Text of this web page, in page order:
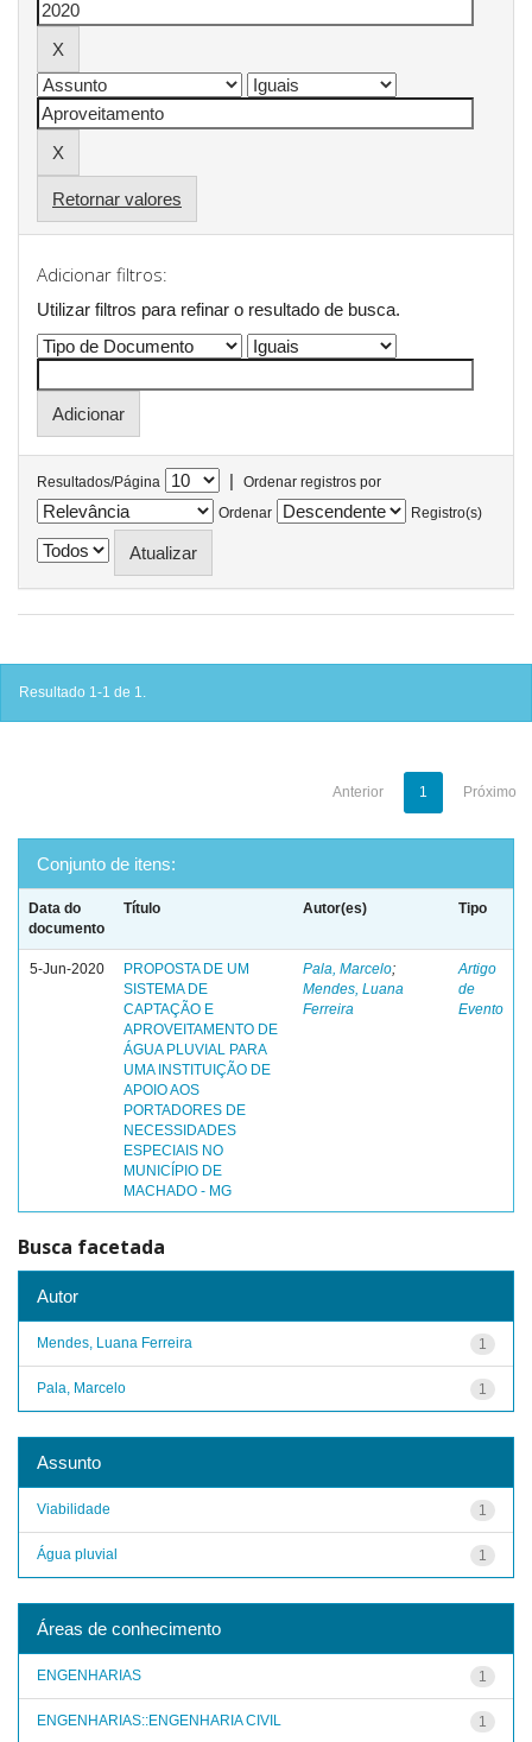
Retornar valores
Adicionar filtros:
Utilizar filtros para refinar o resultado de busca.
Resultados/Página |
Ordenar registros por
Ordenar
Registro(s)
Resultado 1-1 de 1.
Anterior 1 Próximo
Conjunto de itens:
Data do
documento
Título Autor(es) Tipo
5-Jun-2020
PROPOSTA DE UM
SISTEMA DE
CAPTAÇÃO E
APROVEITAMENTO DE
ÁGUA PLUVIAL PARA
UMA INSTITUIÇÃO DE
APOIO AOS
PORTADORES DE
NECESSIDADES
ESPECIAIS NO
MUNICÍPIO DE
MACHADO - MG
Pala, Marcelo;
Mendes, Luana
Ferreira
Artigo
de
Evento
Busca facetada
Autor
1
Mendes, Luana Ferreira
1
Pala, Marcelo
Assunto
1
Viabilidade
1
Água pluvial
Áreas de conhecimento
1
ENGENHARIAS
1
ENGENHARIAS::ENGENHARIA CIVIL